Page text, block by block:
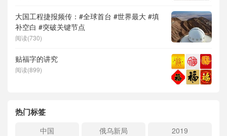
大国工程捷报频传：#全球首台 #世界最大 #填
补空白 #突破关键节点
阅读(730)
贴福字的讲究
阅读(899)
热门标签
中国 俄乌新局
2019